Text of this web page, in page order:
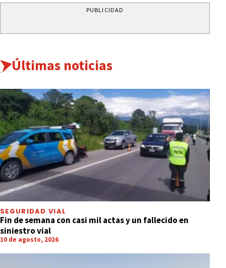
PUBLICIDAD
Últimas noticias
SEGURIDAD VIAL
Fin de semana con casi mil actas y un fallecido en
siniestro vial
10 de agosto, 2026